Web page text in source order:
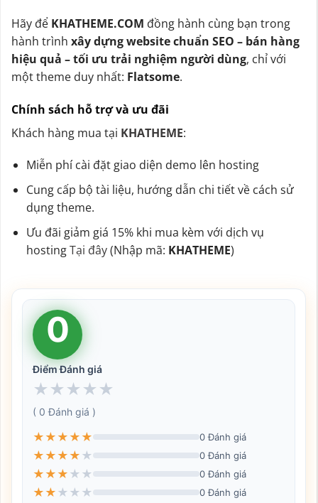
Hãy để KHATHEME.COM đồng hành cùng bạn trong
hành trình xây dựng website chuẩn SEO – bán hàng
hiệu quả – tối ưu trải nghiệm người dùng, chỉ với
một theme duy nhất: Flatsome.
Chính sách hỗ trợ và ưu đãi
Khách hàng mua tại KHATHEME:
Miễn phí cài đặt giao diện demo lên hosting
Cung cấp bộ tài liệu, hướng dẫn chi tiết về cách sử
dụng theme.
Ưu đãi giảm giá 15% khi mua kèm với dịch vụ
hostingTại đây(Nhập mã: KHATHEME)
0
Điểm Đánh giá
★ ★ ★ ★ ★
( 0 Đánh giá )
★ ★ ★ ★ ★ 0 Đánh giá
★ ★ ★ ★ ★ 0 Đánh giá
★ ★ ★ ★ ★ 0 Đánh giá
★ ★ ★ ★ ★ 0 Đánh giá